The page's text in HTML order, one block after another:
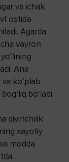
va ichak
ostida
Agarda
vayron
Ana
ko‘plab
bo‘ladi.
qiyinchilik
xayotiy
modda